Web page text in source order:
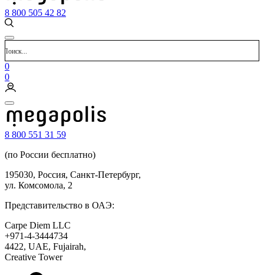
8 800 505 42 82
0
0
8 800 551 31 59
(по России бесплатно)
195030, Россия, Санкт-Петербург,
ул. Комсомола, 2
Представительство в ОАЭ:
Carpe Diem LLC
+971-4-3444734
4422, UAE, Fujairah,
Creative Tower